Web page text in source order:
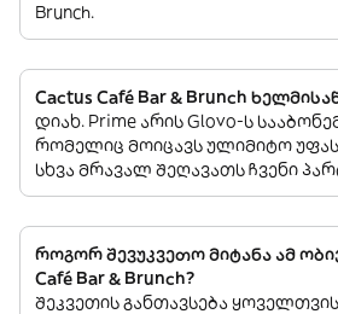
Brunch.
Cactus Café Bar & Brunch
დიახ. Prime არის Glovo-ს
რომელიც მოიცავს ულიმიტო
სხვა მრავალ შეღავათს ჩვენი
როგორ შევუკვეთო მიტანა ამ
Café Bar & Brunch?
შეკვეთის განთავსება